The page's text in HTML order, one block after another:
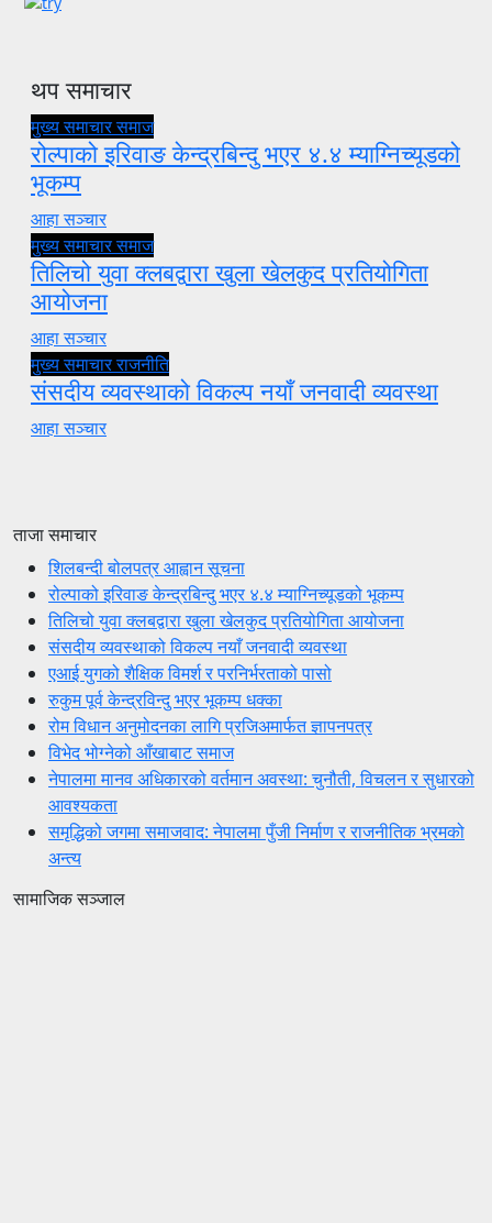
थप समाचार
मुख्य समाचारसमाज
रोल्पाको इरिवाङ केन्द्रबिन्दु भएर ४.४ म्याग्निच्यूडको
भूकम्प
आहा सञ्चार
मुख्य समाचारसमाज
तिलिचो युवा क्लबद्वारा खुला खेलकुद प्रतियोगिता
आयोजना
आहा सञ्चार
मुख्य समाचारराजनीति
संसदीय व्यवस्थाको विकल्प नयाँ जनवादी व्यवस्था
आहा सञ्चार
ताजा समाचार
शिलबन्दी बोलपत्र आह्वान सूचना
रोल्पाको इरिवाङ केन्द्रबिन्दु भएर ४.४ म्याग्निच्यूडको भूकम्प
तिलिचो युवा क्लबद्वारा खुला खेलकुद प्रतियोगिता आयोजना
संसदीय व्यवस्थाको विकल्प नयाँ जनवादी व्यवस्था
एआई युगको शैक्षिक विमर्श र परनिर्भरताको पासो
रुकुम पूर्व केन्द्रविन्दु भएर भूकम्प धक्का
रोम विधान अनुमोदनका लागि प्रजिअमार्फत ज्ञापनपत्र
विभेद भोग्नेको आँखाबाट समाज
नेपालमा मानव अधिकारको वर्तमान अवस्था: चुनौती, विचलन र सुधारको
आवश्यकता
समृद्धिको जगमा समाजवाद: नेपालमा पुँजी निर्माण र राजनीतिक भ्रमको
अन्त्य
सामाजिक सञ्जाल